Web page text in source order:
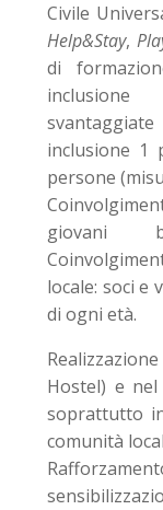
Civile
Help&Stay,
di
inclusione 1
persone
giovani
locale: soci e
di ogni età.
Hostel) e
soprattutto
comunità